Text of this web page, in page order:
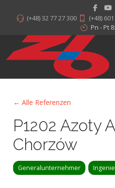
(+48) 32 77 27 300 (+48)
Pn - Pt
← Alle Referenzen
P1202 Azoty
Chorzów
Generalunternehmer